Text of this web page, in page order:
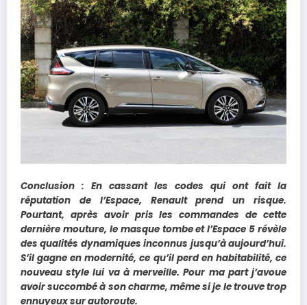
Conclusion : En cassant les codes qui ont fait la
réputation de l’Espace, Renault prend un risque.
Pourtant, après avoir pris les commandes de cette
dernière mouture, le masque tombe et l’Espace 5 révèle
des qualités dynamiques inconnus jusqu’à aujourd’hui.
S’il gagne en modernité, ce qu’il perd en habitabilité, ce
nouveau style lui va à merveille. Pour ma part j’avoue
avoir succombé à son charme, même si je le trouve trop
ennuyeux sur autoroute.